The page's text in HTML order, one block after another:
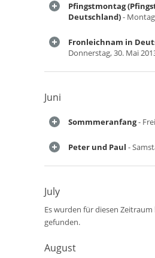
Pfingstmontag
Deutschland)-
Fronleichnam in
Donnerstag, 30. Mai
Juni
Sommmeranfang-
Peter und Paul -
July
Es wurden für diesen
gefunden.
August